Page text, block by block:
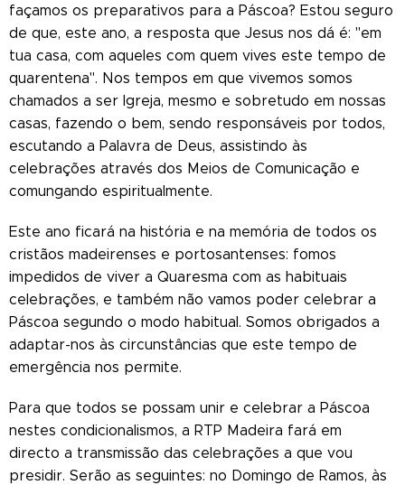
façamos os preparativos para a Páscoa? Estou seguro
de que, este ano, a resposta que Jesus nos dá é: "em
tua casa, com aqueles com quem vives este tempo de
quarentena". Nos tempos em que vivemos somos
chamados a ser Igreja, mesmo e sobretudo em nossas
casas, fazendo o bem, sendo responsáveis por todos,
escutando a Palavra de Deus, assistindo às
celebrações através dos Meios de Comunicação e
comungando espiritualmente.
Este ano ficará na história e na memória de todos os
cristãos madeirenses e portosantenses: fomos
impedidos de viver a Quaresma com as habituais
celebrações, e também não vamos poder celebrar a
Páscoa segundo o modo habitual. Somos obrigados a
adaptar-nos às circunstâncias que este tempo de
emergência nos permite.
Para que todos se possam unir e celebrar a Páscoa
nestes condicionalismos, a RTP Madeira fará em
directo a transmissão das celebrações a que vou
presidir. Serão as seguintes: no Domingo de Ramos, às